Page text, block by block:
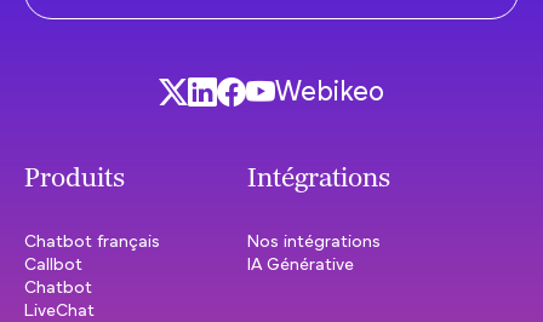
Webikeo
Produits
Chatbot français
Callbot
Chatbot
LiveChat
Intégrations
Nos intégrations
IA Générative